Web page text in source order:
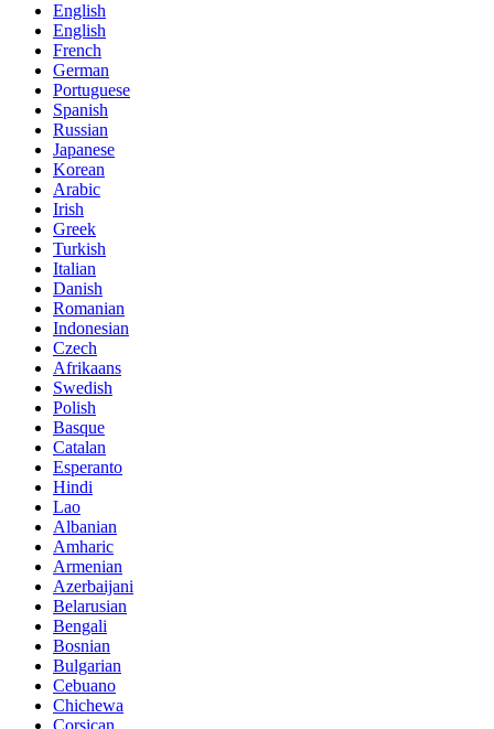
English
English
French
German
Portuguese
Spanish
Russian
Japanese
Korean
Arabic
Irish
Greek
Turkish
Italian
Danish
Romanian
Indonesian
Czech
Afrikaans
Swedish
Polish
Basque
Catalan
Esperanto
Hindi
Lao
Albanian
Amharic
Armenian
Azerbaijani
Belarusian
Bengali
Bosnian
Bulgarian
Cebuano
Chichewa